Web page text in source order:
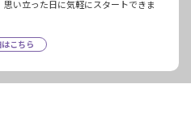
い立った日に気軽にスタートできま
こちら